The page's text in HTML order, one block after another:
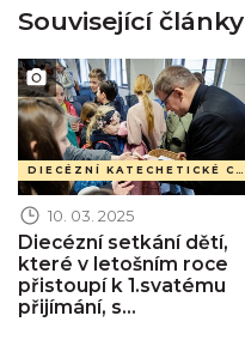
Související články
Obrázek novinky
10. 03. 2025
Diecézní setkání dětí,
které v letošním roce
přistoupí k 1.svatému
přijímání, s...